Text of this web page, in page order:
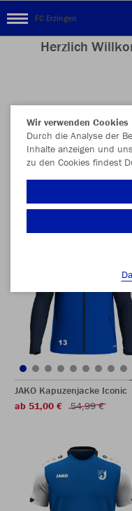
FC Erzingen
Herzlich
Nachhaltig
JAKO Kapuzenjacke Iconic
ab 51,00 €
54,99 €
Wir verwenden Cookies
Durch die Analyse der
Inhalte anzeigen und
zu den Cookies findest